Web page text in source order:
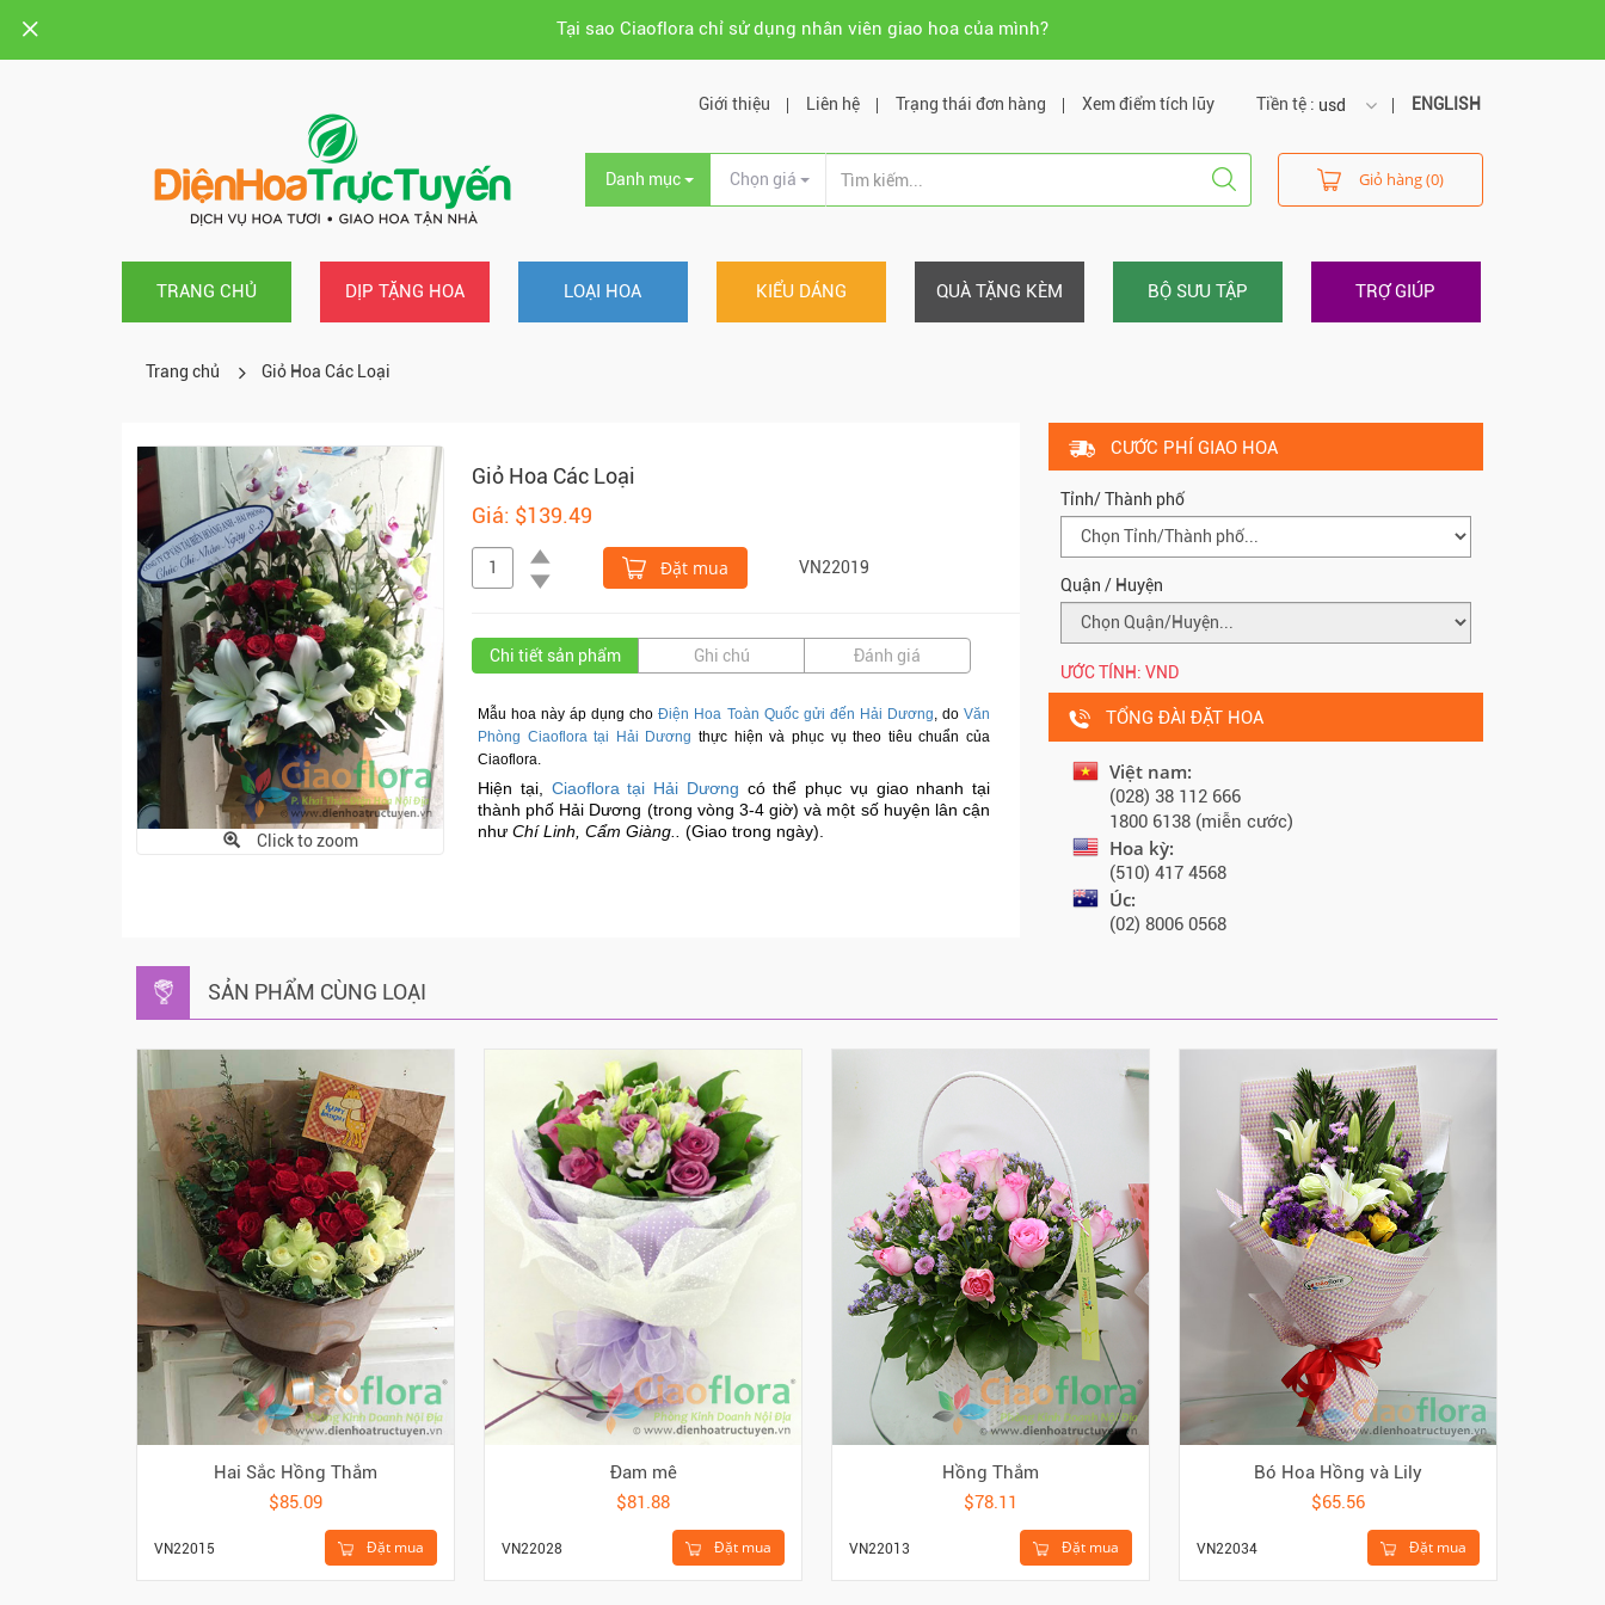
Tại sao Ciaoflora chỉ sử dụng nhân viên giao hoa của mình?
Tiền tệ : usd
usd
vnd
ENGLISH
Giới thiệu Liên hệ Trạng thái đơn hàng Xem điểm tích lũy
Danh mục Chọn giá Giỏ hàng (0)
TRANG CHỦ DỊP TẶNG HOA LOẠI HOA KIỂU DÁNG QUÀ TẶNG KÈM BỘ SƯU TẬP TRỢ GIÚP
Trang chủ Giỏ Hoa Các Loại
Click to zoom
Giỏ Hoa Các Loại
Giá: $139.49
Đặt mua VN22019
Chi tiết sản phẩm Ghi chú Đánh giá
Mẫu hoa này áp dụng choĐiện Hoa Toàn Quốc gửi đến Hải Dương doVăn
Phòng Ciaoflora tại Hải Dươngthực hiện và phục vụ theo tiêu chuẩn của
Ciaoflora.
Hiện tại, Ciaoflora tại Hải Dương có thể phục vụ giao nhanh tại
thành phố Hải Dương (trong vòng 3-4 giờ) và một số huyện lân cận
như Chí Linh, Cẩm Giàng.. (Giao trong ngày).
CƯỚC PHÍ GIAO HOA
Tỉnh/ Thành phố
Quận / Huyện
ƯỚC TÍNH: VND
TỔNG ĐÀI ĐẶT HOA
Việt nam:
(028) 38 112 666
1800 6138 (miễn cước)
Hoa kỳ:
(510) 417 4568
Úc:
(02) 8006 0568
SẢN PHẨM CÙNG LOẠI
Hai Sắc Hồng Thắm
$85.09
Đặt mua
VN22015
Đam mê
$81.88
Đặt mua
VN22028
Hồng Thắm
$78.11
Đặt mua
VN22013
Bó Hoa Hồng và Lily
$65.56
Đặt mua
VN22034